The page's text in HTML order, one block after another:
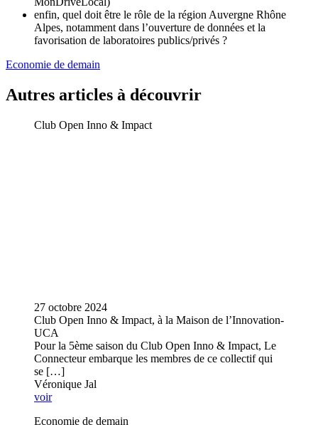
enfin, quel doit être le rôle de la région Auvergne Rhône
Alpes, notamment dans l’ouverture de données et la
favorisation de laboratoires publics/privés ?
Economie de demain
Autres articles à découvrir
Club Open Inno & Impact
27 octobre 2024
Club Open Inno & Impact, à la Maison de l’Innovation-
UCA
Pour la 5ème saison du Club Open Inno & Impact, Le
Connecteur embarque les membres de ce collectif qui
se […]
Véronique Jal
voir
Economie de demain